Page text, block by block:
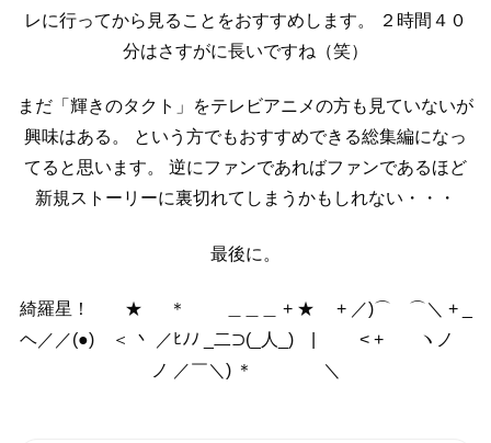
レに行ってから見ることをおすすめします。
２時間４０
分はさすがに長いですね（笑）
まだ「輝きのタクト」をテレビアニメの方も見ていないが
興味はある。
という方でもおすすめできる総集編になっ
てると思います。
逆にファンであればファンであるほど
新規ストーリーに裏切れてしまうかもしれない・・・
最後に。
綺羅星！ ★ ＊ ＿＿＿ +★ + ／)⌒ ⌒＼ + _
ヘ／／(●) ＜ 丶
／ﾋﾉﾉ _二⊃(_人_) |
< + ヽノ
ノ ／￣＼) ＊ ＼